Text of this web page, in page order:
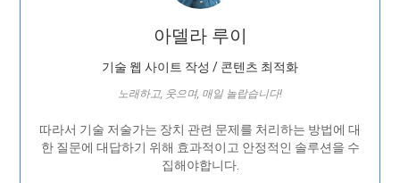
아델라 루이
기술 웹 사이트 작성 / 콘텐츠 최적화
노래하고, 웃으며, 매일 놀랍습니다!
따라서 기술 저술가는 장치 관련 문제를 처리하는 방법에 대
한 질문에 대답하기 위해 효과적이고 안정적인 솔루션을 수
집해야합니다.